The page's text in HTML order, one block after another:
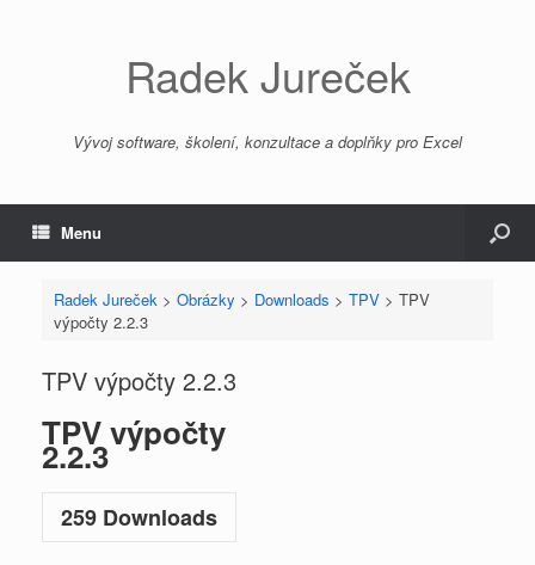
Radek Jureček
Vývoj software, školení, konzultace a doplňky pro Excel
Menu
Radek Jureček > Obrázky > Downloads > TPV> TPV
výpočty 2.2.3
TPV výpočty 2.2.3
TPV výpočty
2.2.3
259 Downloads